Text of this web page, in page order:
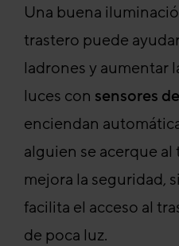
Una buena
trastero puede
ladrones y aumentar
luces con sensores
enciendan
alguien se acerque
mejora la seguridad,
facilita el acceso al
de poca luz.